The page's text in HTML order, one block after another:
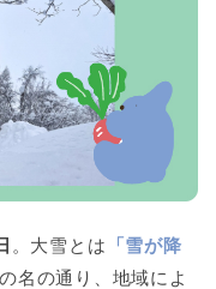
。大雪とは 「雪が降
名の通り、地域によ